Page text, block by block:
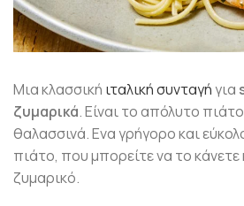
Μια κλασσική ιταλική συνταγήγια
ζυμαρικά. Είναι το απόλυτο
θαλασσινά. Ενα γρήγορο και
πιάτο, που μπορείτε να το
ζυμαρικό.